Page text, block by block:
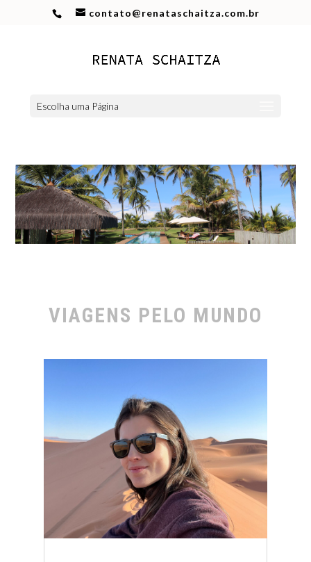
contato@renataschaitza.com.br
Escolha uma Página
VIAGENS PELO MUNDO